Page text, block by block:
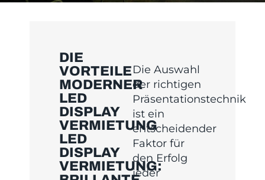
DIE
VORTEILE
MODERNER
LED
DISPLAY
VERMIETUNG
LED
DISPLAY
VERMIETUNG:
Die Auswahl
der richtigen
Präsentationstechnik
ist ein
entscheidender
Faktor für
den Erfolg
jeder